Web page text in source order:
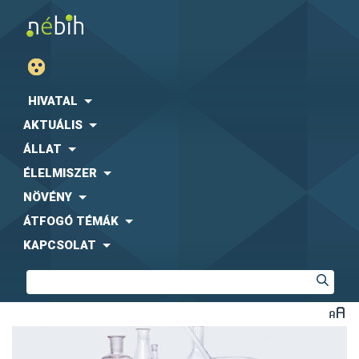
HIVATAL
AKTUÁLIS
ÁLLAT
ÉLELMISZER
NÖVÉNY
ÁTFOGÓ TÉMÁK
KAPCSOLAT